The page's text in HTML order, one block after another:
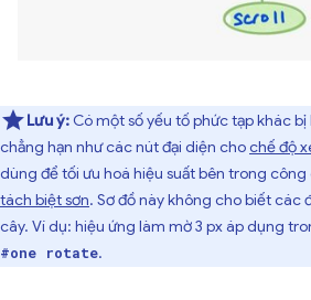
Lưu ý: Có một số yếu tố phức tạp khác
chẳng hạn như các nút đại diện chochế độ
dùng để tối ưu hoá hiệu suất bên trong
tách biệt sơn. Sơ đồ này không cho biết các
cây. Ví dụ: hiệu ứng làm mờ 3 px áp dụng
#one rotate.